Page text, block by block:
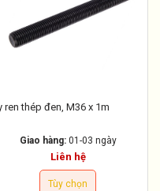
ren thép đen, M36 x 1m
Giao hàng: 01-03 ngày
Liên hệ
Tùy chọn